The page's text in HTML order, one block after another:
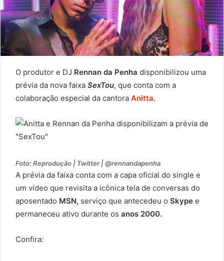
O produtor e DJ Rennan da Penha disponibilizou uma
prévia da nova faixa SexTou, que conta com a
colaboração especial da cantora Anitta.
Foto: Reprodução | Twitter | @rennandapenha
A prévia da faixa conta com a capa oficial do single e
um vídeo que revisita a icônica tela de conversas do
aposentado MSN, serviço que antecedeu o Skype e
permaneceu ativo durante os anos 2000.
Confira: